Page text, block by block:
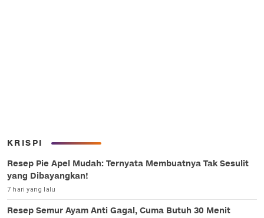
KRISPI
Resep Pie Apel Mudah: Ternyata Membuatnya Tak Sesulit
yang Dibayangkan!
7 hari yang lalu
Resep Semur Ayam Anti Gagal, Cuma Butuh 30 Menit